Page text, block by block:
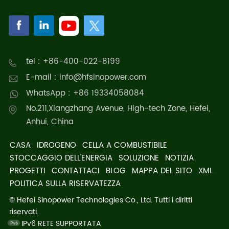
tel : +86-400-022-8199
E-mail : info@hfsinopower.com
WhatsApp : +86 19334058084
No.211,Xiangzhang Avenue, High-tech Zone, Hefei,
Anhui, China
CASA IDROGENO CELLA A COMBUSTIBILE
STOCCAGGIO DELL'ENERGIA SOLUZIONE NOTIZIA
PROGETTI CONTATTACI BLOG MAPPA DEL SITO XML
POLITICA SULLA RISERVATEZZA
© Hefei Sinopower Technologies Co., Ltd. Tutti i diritti
riservati.
IPv6 RETE SUPPORTATA